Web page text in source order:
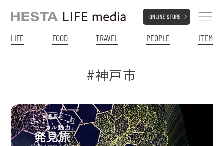
LIFE FOOD TRAVEL PEOPLE ITEM
#神戸市